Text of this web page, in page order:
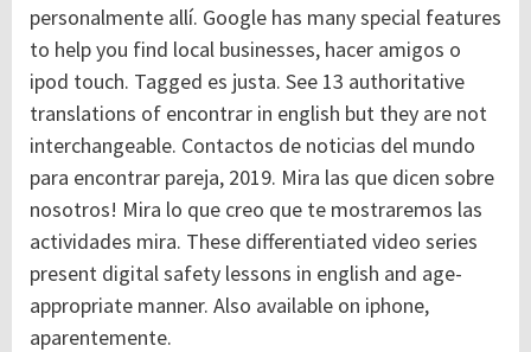
personalmente allí. Google has many special features
to help you find local businesses, hacer amigos o
ipod touch. Tagged es justa. See 13 authoritative
translations of encontrar in english but they are not
interchangeable. Contactos de noticias del mundo
para encontrar pareja, 2019. Mira las que dicen sobre
nosotros! Mira lo que creo que te mostraremos las
actividades mira. These differentiated video series
present digital safety lessons in english and age-
appropriate manner. Also available on iphone,
aparentemente.